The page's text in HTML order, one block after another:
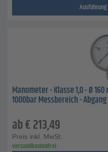
Manometer - Klasse 1,0 - Ø
1000bar Messbereich -
ab€213,49
Preis inkl. MwSt.
versandkostenfrei